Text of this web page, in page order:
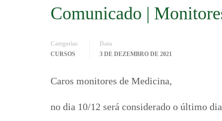
Comunicado |
Categorias
CURSOS
Data
3 DE DEZEMBRO DE 2021
Caros monitores de Medicina,
no dia 10/12 será considerado o último